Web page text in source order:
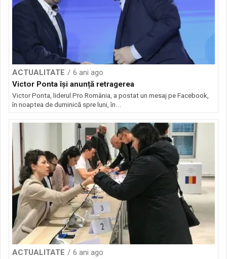
ACTUALITATE
6 ani ago
Victor Ponta își anunță retragerea
Victor Ponta, liderul Pro România, a postat un mesaj pe Facebook,
în noaptea de duminică spre luni, în...
ACTUALITATE
6 ani ago